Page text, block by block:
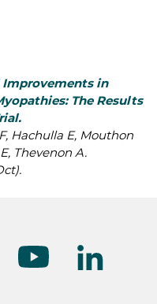
in
The Results
Hachulla E, Mouthon
Thevenon A.